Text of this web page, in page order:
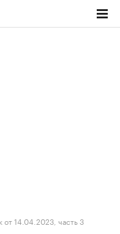
от 14.04.2023, часть 3